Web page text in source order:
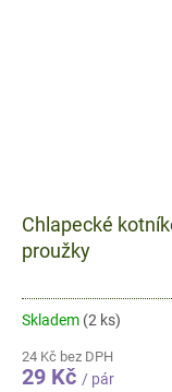
Chlapecké
proužky
Skladem (2 ks)
24 Kč bez DPH
29 Kč / pár